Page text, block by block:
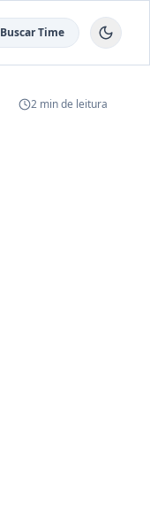
Buscar Time
2 min de leitura